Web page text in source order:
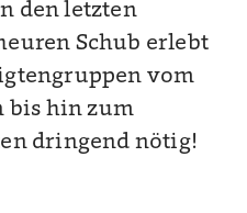
den letzten
Schub erlebt
vom
bis hin zum
dringend nötig!